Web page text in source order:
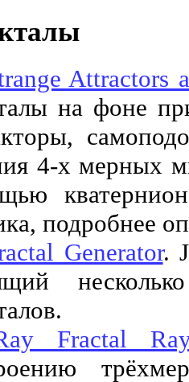
Attractors
на фоне
4-х мерных
подробнее
Generator.
Fractal